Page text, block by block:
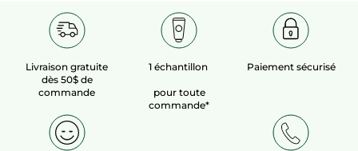
Livraison gratuite
dès 50$ de
commande
1 échantillon
pour toute
commande*
Paiement sécurisé